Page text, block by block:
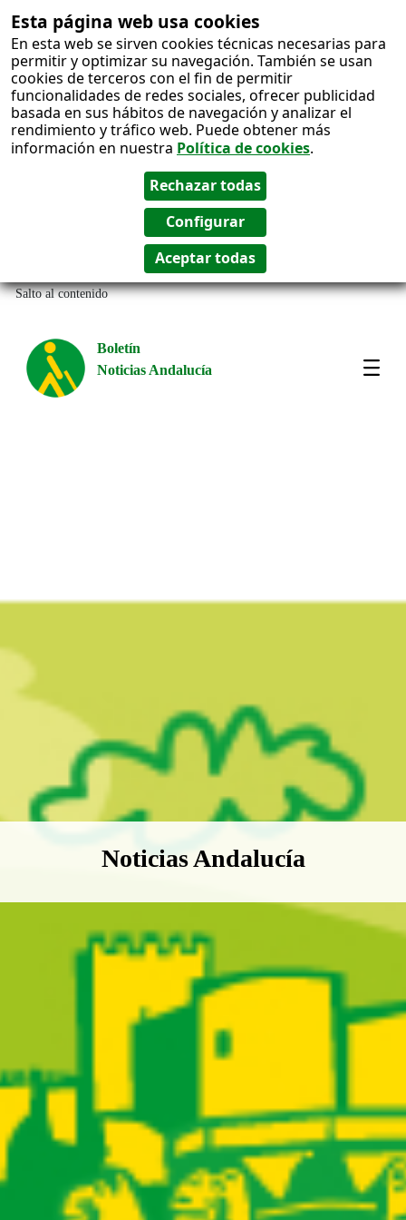
Esta página web usa cookies
En esta web se sirven cookies técnicas necesarias para
permitir y optimizar su navegación. También se usan
cookies de terceros con el fin de permitir
funcionalidades de redes sociales, ofrecer publicidad
basada en sus hábitos de navegación y analizar el
rendimiento y tráfico web. Puede obtener más
información en nuestra Política de cookies.
Salto al contenido
Boletín
Noticias Andalucía
Boletín Noticias Andalucía
Noticias Andalucía